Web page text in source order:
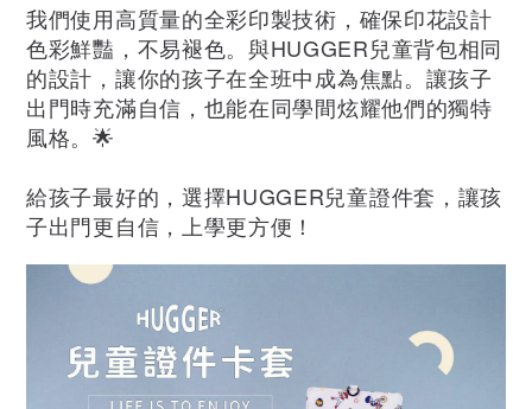
我們使用高質量的全彩印製技術，確保印花設計
色彩鮮豔，不易褪色。與HUGGER兒童背包相同
的設計，讓你的孩子在全班中成為焦點。讓孩子
出門時充滿自信，也能在同學間炫耀他們的獨特
風格。🌟
給孩子最好的，選擇HUGGER兒童證件套，讓孩
子出門更自信，上學更方便！